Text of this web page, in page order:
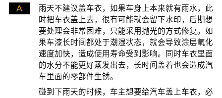
A
雨天不建议盖车衣，如果车身上本来就有雨水，此
时把车衣盖上去，很有可能就会留下水印，后期想
要处理会非常困难，只能采用抛光的方式修复。如
果车漆长时间都处于潮湿状态，就会导致涂层氧化
速度加快，造成使用寿命受到影响。同时车衣里面
的水分不能更好蒸发出去，长时间盖着也会造成汽
车里面的零部件生锈。
碰到下雨天的时候，车主想要给汽车盖上车衣，必